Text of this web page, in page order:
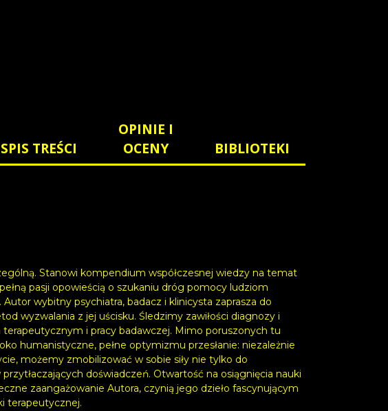
SPIS TREŚCI
OPINIE I
OCENY
BIBLIOTEKI
Stanowi kompendium współczesnej wiedzy na temat
pasji opowieścią o szukaniu dróg pomocy ludziom
wybitny psychiatra, badacz i klinicysta zaprasza do
wyzwalania z jej uścisku. Śledzimy zawiłości diagnozy i
i pracy badawczej. Mimo poruszonych tu
humanistyczne, pełne optymizmu przesłanie: niezależnie
możemy zmobilizować w sobie siły nie tylko do
doświadczeń. Otwartość na osiągnięcia nauki
zaangażowanie Autora, czynią jego dzieło fascynującym
terapeutycznej.